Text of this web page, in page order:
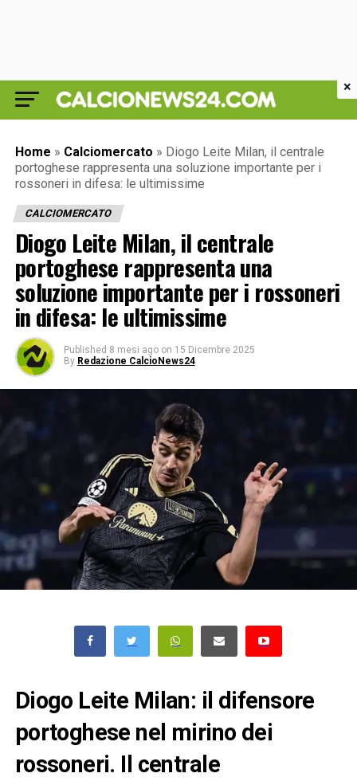
Home » Calciomercato » Diogo Leite Milan, il centrale
portoghese rappresenta una soluzione importante per i
rossoneri in difesa: le ultimissime
CALCIOMERCATO
Diogo Leite Milan, il centrale
portoghese rappresenta una
soluzione importante per i rossoneri
in difesa: le ultimissime
Published 8 mesi ago on 15 Dicembre 2025
By Redazione CalcioNews24
Diogo Leite Milan: il difensore
portoghese nel mirino dei
rossoneri. Il centrale
×